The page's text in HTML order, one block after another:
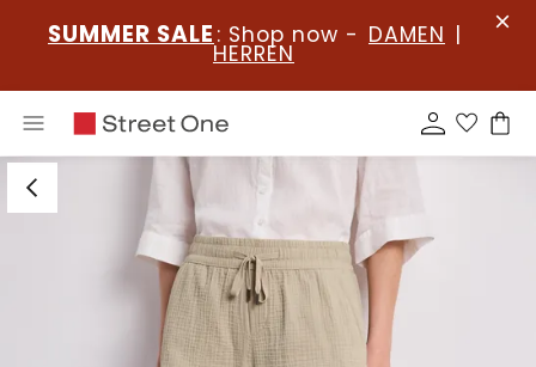
SUMMER SALE : Shop now - DAMEN |
HERREN